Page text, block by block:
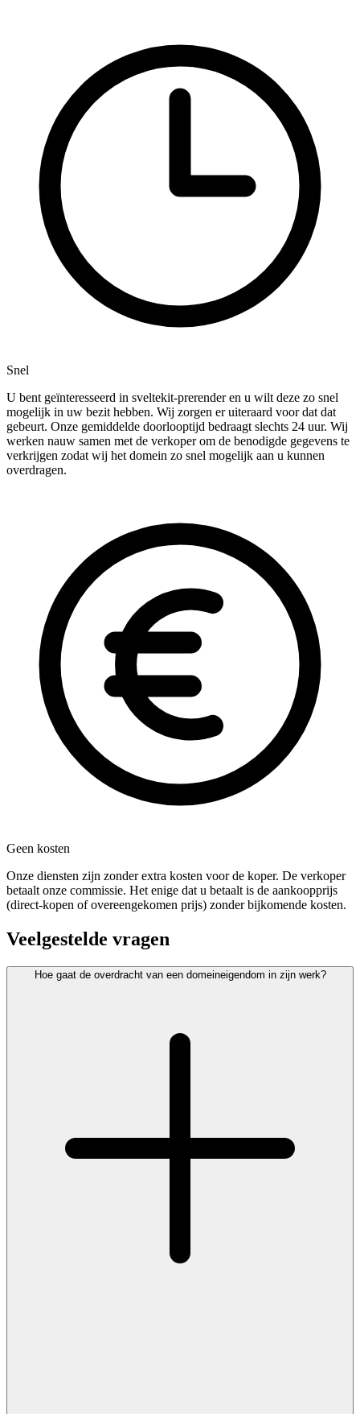
Snel
U bent geïnteresseerd in sveltekit-prerender en u wilt deze zo snel
mogelijk in uw bezit hebben. Wij zorgen er uiteraard voor dat dat
gebeurt. Onze gemiddelde doorlooptijd bedraagt slechts 24 uur. Wij
werken nauw samen met de verkoper om de benodigde gegevens te
verkrijgen zodat wij het domein zo snel mogelijk aan u kunnen
overdragen.
Geen kosten
Onze diensten zijn zonder extra kosten voor de koper. De verkoper
betaalt onze commissie. Het enige dat u betaalt is de aankoopprijs
(direct-kopen of overeengekomen prijs) zonder bijkomende kosten.
Veelgestelde vragen
Hoe gaat de overdracht van een domeineigendom in zijn werk?